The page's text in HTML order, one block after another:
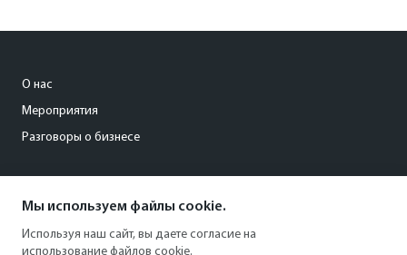
О нас
Мероприятия
Разговоры о бизнесе
+7 (495) 797-69-70
Мы используем файлы cookie.
Используя наш сайт, вы даете согласие на
использование файлов cookie.